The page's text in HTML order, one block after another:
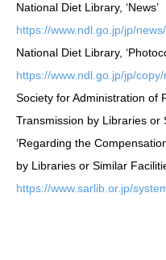
National Diet Library, ‘News’
https://www.ndl.go.jp/jp/
National Diet Library,
https://www.ndl.go.jp/jp/
Society for Administration of
Transmission by Libraries or
‘Regarding the
by Libraries or Similar
https://www.sarlib.or.jp/